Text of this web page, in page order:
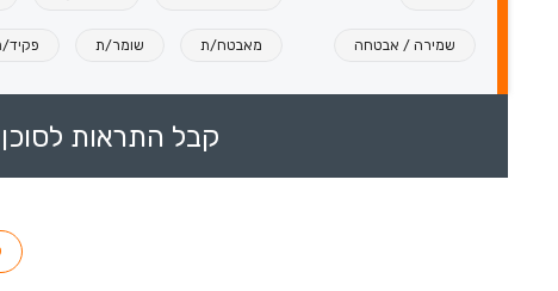
שמירה / אבטחה מאבטח/ת שומר/ת פקיד/
קבל התראות